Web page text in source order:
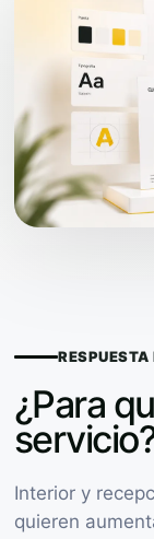
¿Para
Interior y
quieren